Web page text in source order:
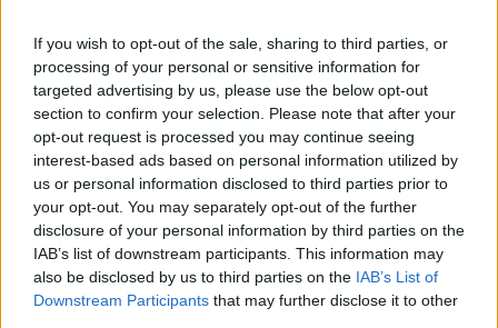
If you wish to opt-out of the sale, sharing to third parties, or
processing of your personal or sensitive information for
targeted advertising by us, please use the below opt-out
section to confirm your selection. Please note that after your
opt-out request is processed you may continue seeing
interest-based ads based on personal information utilized by
us or personal information disclosed to third parties prior to
your opt-out. You may separately opt-out of the further
disclosure of your personal information by third parties on the
IAB’s list of downstream participants. This information may
also be disclosed by us to third parties on the IAB’s List of
Downstream Participants that may further disclose it to other
Předchozí článek
Krampuslauf letos nebude,
město ale chystá překvapení
Následující článek
Radní Václav Dvořák o dotacích
pro spolky, kluby i jednotlivce pro
SOUVISEJÍCÍ ČLÁNKY
VÍCE OD AUTORA